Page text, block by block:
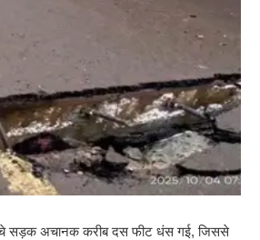
नीचे सड़क अचानक करीब दस फीट धंस गई, जिससे